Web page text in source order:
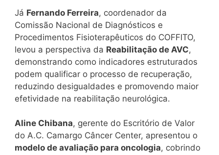
Já Fernando Ferreira, coordenador da
Comissão Nacional de Diagnósticos e
Procedimentos Fisioterapêuticos do COFFITO,
levou a perspectiva da Reabilitação de AVC,
demonstrando como indicadores estruturados
podem qualificar o processo de recuperação,
reduzindo desigualdades e promovendo maior
efetividade na reabilitação neurológica.
Aline Chibana, gerente do Escritório de Valor
do A.C. Camargo Câncer Center, apresentou o
modelo de avaliação para oncologia, cobrindo